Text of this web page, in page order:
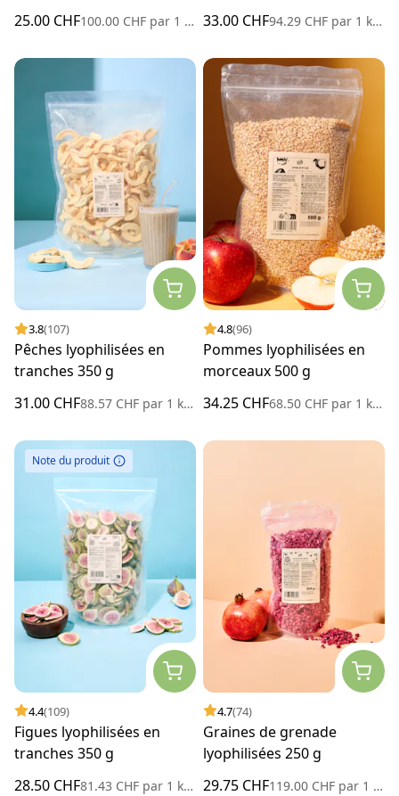
25.00 CHF100.00 CHF par 1 kilogramme
33.00 CHF94.29 CHF par 1 kilogramme
3.8(107)
Pêches lyophilisées en
tranches 350 g
31.00 CHF88.57 CHF par 1 kilogramme
4.8(96)
Pommes lyophilisées en
morceaux 500 g
34.25 CHF68.50 CHF par 1 kilogramme
Note du produit
4.4(109)
Figues lyophilisées en
tranches 350 g
28.50 CHF81.43 CHF par 1 kilogramme
4.7(74)
Graines de grenade
lyophilisées 250 g
29.75 CHF119.00 CHF par 1 kilogramme